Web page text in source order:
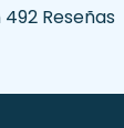
492 Reseñas